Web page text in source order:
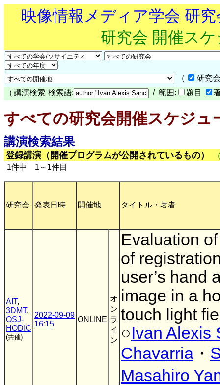
映像情報メディア学会 研
研究会 開催ス
（
研究
（ 講演検索 検索語: / 範囲: 題目
すべての研究会開催スケジュ
講演検索結果
登録講演（開催プログラムが公開されているもの）
1件中 1～1件目
研究会 発表日時 開催地 タイトル・著者
AIT,
3DMT,
OSJ-
HODIC
(共催)
2022-09-09
16:15
ONLINE
オ
ン
ラ
イ
ン
Evaluation
of
user’s hand
image in a
touch light
○Ivan Alexis
Chavarria ・
Masahiro